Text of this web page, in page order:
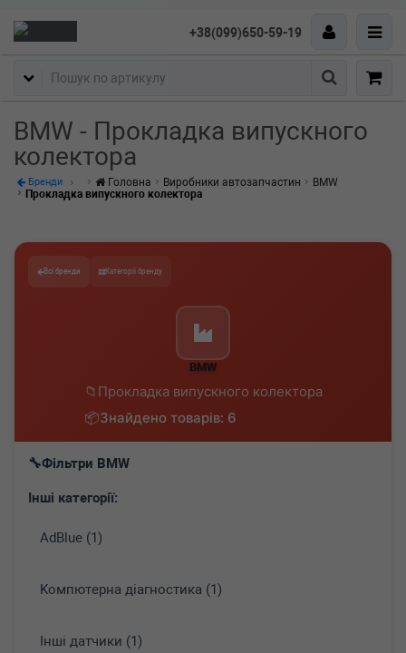
+38(099)650-59-19
Пошук
BMW - Прокладка випускного
колектора
Бренди Головна Виробники автозапчастин
BMW
Прокладка випускного колектора
Всі бренди Категорії бренду
BMW
Прокладка випускного колектора
Знайдено товарів: 6
Фільтри BMW
Інші категорії:
AdBlue (1)
Koмпютepнa діaгнocтикa (1)
Інші датчики (1)